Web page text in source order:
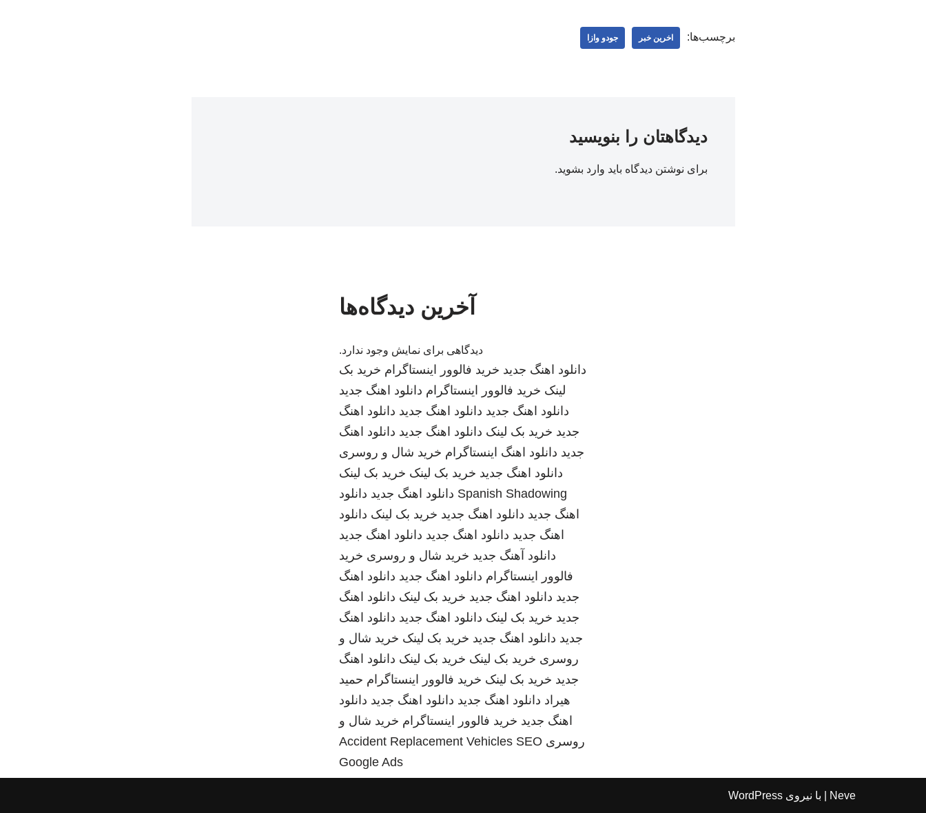
برچسب‌ها: اخرین خبر جودو وازا
دیدگاهتان را بنویسید
برای نوشتن دیدگاه باید وارد بشوید.
آخرین دیدگاه‌ها
دیدگاهی برای نمایش وجود ندارد.
دانلود اهنگ جدید خرید فالوور اینستاگرام خرید بک
لینک خرید فالوور اینستاگرام دانلود اهنگ جدید
دانلود اهنگ جدید دانلود اهنگ جدید دانلود اهنگ
جدید خرید بک لینک دانلود اهنگ جدید دانلود اهنگ
جدید دانلود اهنگ اینستاگرام خرید شال و روسری
دانلود اهنگ جدید خرید بک لینک خرید بک لینک
Spanish Shadowing دانلود اهنگ جدید دانلود
اهنگ جدید دانلود اهنگ جدید خرید بک لینک دانلود
اهنگ جدید دانلود اهنگ جدید دانلود اهنگ جدید
دانلود آهنگ جدید خرید شال و روسری خرید
فالوور اینستاگرام دانلود اهنگ جدید دانلود اهنگ
جدید دانلود اهنگ جدید خرید بک لینک دانلود اهنگ
جدید خرید بک لینک دانلود اهنگ جدید دانلود اهنگ
جدید دانلود اهنگ جدید خرید بک لینک خرید شال و
روسری خرید بک لینک خرید بک لینک دانلود اهنگ
جدید خرید بک لینک خرید فالوور اینستاگرام حمید
هیراد دانلود اهنگ جدید دانلود اهنگ جدید دانلود
اهنگ جدید خرید فالوور اینستاگرام خرید شال و
روسری
Accident Replacement Vehicles SEO
Google Ads
Neve | با نیروی WordPress